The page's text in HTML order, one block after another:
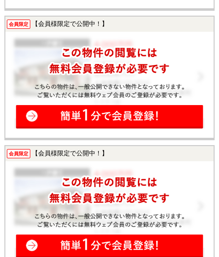
会員限定 【会員様限定で公開中！】
会員限定 【会員様限定で公開中！】